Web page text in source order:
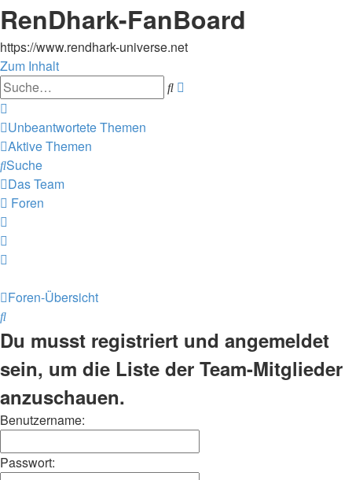
RenDhark-FanBoard
https://www.rendhark-universe.net
Zum Inhalt
Suche
Unbeantwortete Themen
Aktive Themen
Suche
Das Team
Foren
Foren-Übersicht
Suche
Du musst registriert und angemeldet
sein, um die Liste der Team-Mitglieder
anzuschauen.
Benutzername:
Passwort: